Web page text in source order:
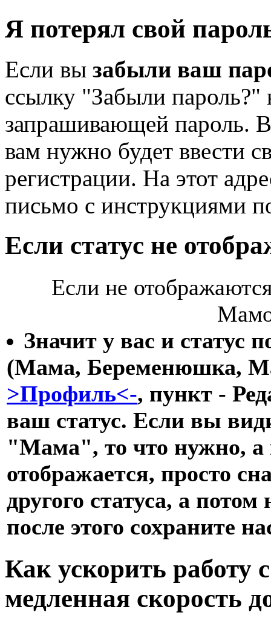
Я потерял свой
Если вы забыли ваш
ссылку "Забыли пароль?"
запрашивающей пароль.
вам нужно будет ввести
регистрации. На этот
письмо с инструкциями
Если статус не
Если не
Значит у вас и статус
(Мама, Беременюшка,
>Профиль<-, пункт -
ваш статус. Если вы
"Мама", то что нужно, а
отображается, просто
другого статуса, а
после этого сохраните
Как ускорить работу
медленная скорость